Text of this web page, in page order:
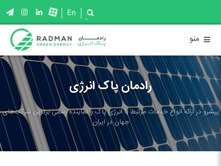
En
≡ منو
رادمان پاک انرژی
پیشرو در ارائه انواع خدمات مرتبط با انرژی پاک و نماینده رسمی برترین شرکت‌های
جهان در ایران